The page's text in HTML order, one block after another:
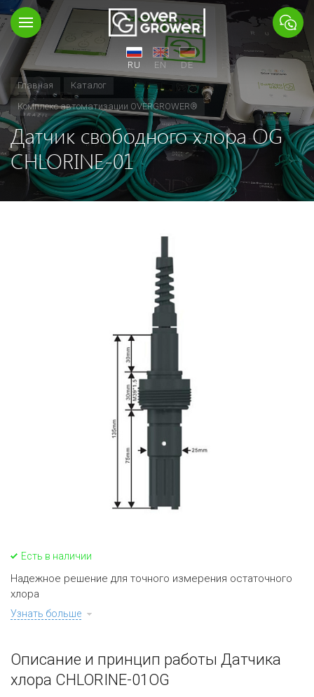
RU EN
DE
Главная
Каталог
Комплекс автоматизации OVERGROWER®
Датчик свободного хлора OG
CHLORINE-01
Есть в наличии
Надежное решение для точного измерения остаточного
хлора
Узнать больше
Описание и принцип работы Датчика
хлора CHLORINE-01OG